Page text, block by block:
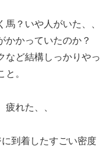
？いや人がいた、、
かかっていたのか？
など結構しっかりやっ
。
れた、、
到着したすごい密度